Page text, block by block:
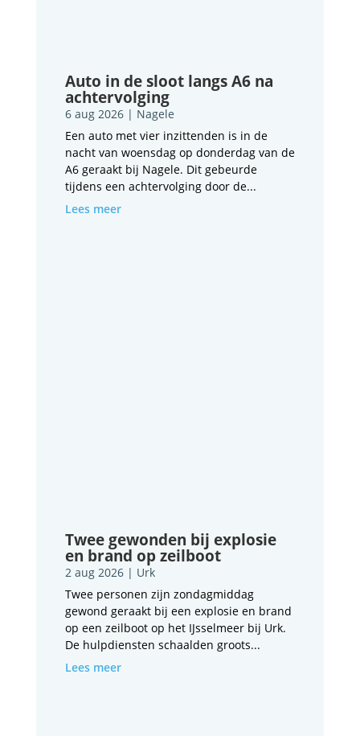
Auto in de sloot langs A6 na
achtervolging
6 aug 2026| Nagele
Een auto met vier inzittenden is in de
nacht van woensdag op donderdag van de
A6 geraakt bij Nagele. Dit gebeurde
tijdens een achtervolging door de...
Lees meer
Twee gewonden bij explosie
en brand op zeilboot
2 aug 2026| Urk
Twee personen zijn zondagmiddag
gewond geraakt bij een explosie en brand
op een zeilboot op het IJsselmeer bij Urk.
De hulpdiensten schaalden groots...
Lees meer